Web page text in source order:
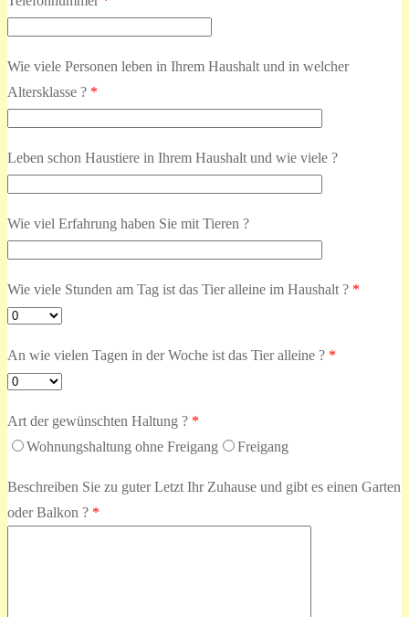
Wie viele Personen leben in Ihrem Haushalt und in welcher
Altersklasse ? *
Leben schon Haustiere in Ihrem Haushalt und wie viele ?
Wie viel Erfahrung haben Sie mit Tieren ?
Wie viele Stunden am Tag ist das Tier alleine im Haushalt ? *
An wie vielen Tagen in der Woche ist das Tier alleine ? *
Art der gewünschten Haltung ? *
Wohnungshaltung ohne Freigang
Freigang
Beschreiben Sie zu guter Letzt Ihr Zuhause und gibt es einen Garten
oder Balkon ? *